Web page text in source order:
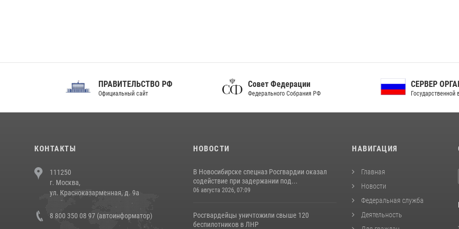
ПРАВИТЕЛЬСТВО РФ
Официальный сайт
Совет Федерации
Федерального Собрания РФ
СЕРВЕР ОРГАНОВ
Государственной власти РФ
КОНТАКТЫ
111250
г. Москва,
ул. Красноказарменная, д. 9а
8 800 350 08 97 (автоинформатор)
НОВОСТИ
В Новосибирске спецназ Росгвардии оказал
содействие при задержании под...
06 августа 2026, 07:09
Росгвардейцы уничтожили свыше 120
беспилотников в ЛНР
НАВИГАЦИЯ
Главная
Новости
Федеральная служба
Деятельность